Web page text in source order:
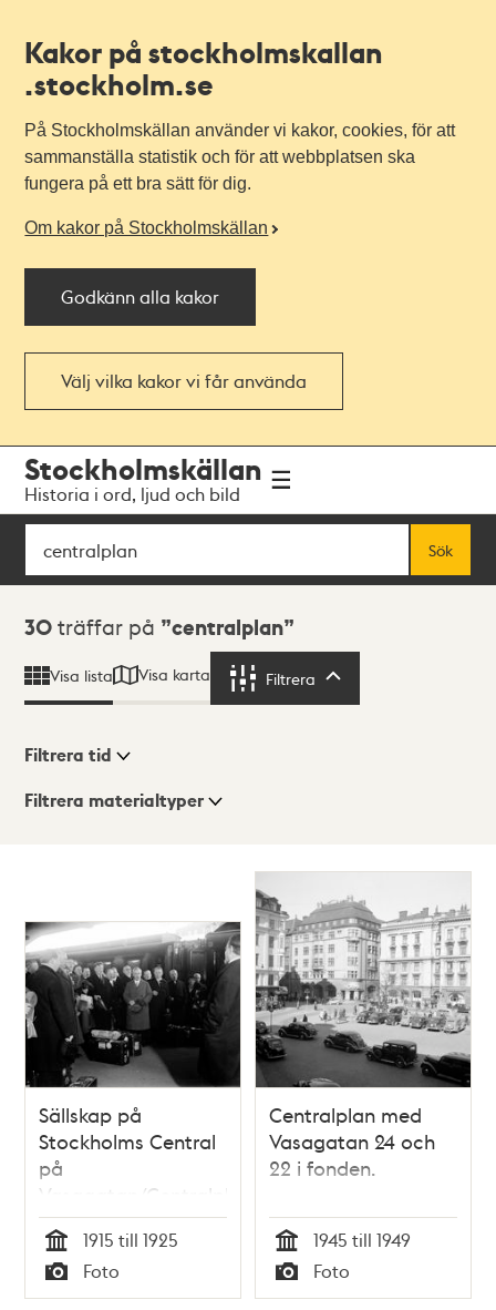
Kakor på stockholmskallan
.stockholm.se
På Stockholmskällan använder vi kakor, cookies, för att
sammanställa statistik och för att webbplatsen ska
fungera på ett bra sätt för dig.
Om kakor på Stockholmskällan
Godkänn alla kakor
Välj vilka kakor vi får använda
navigationen
huvudinnehållet
Stockholmskällan
Historia i ord, ljud och bild
Sök
Sök
Sökresultat
30 träffar på centralplan
Visa lista Visa karta Filtrera
Visningsläge
Filtrera tid
Filtrera materialtyper
Sällskap på
Stockholms Central
på
Vasagatan/Centralplan
Tid
1915 till 1925
Typ
Foto
Centralplan med
Vasagatan 24 och
22 i fonden.
Tid
1945 till 1949
Typ
Foto